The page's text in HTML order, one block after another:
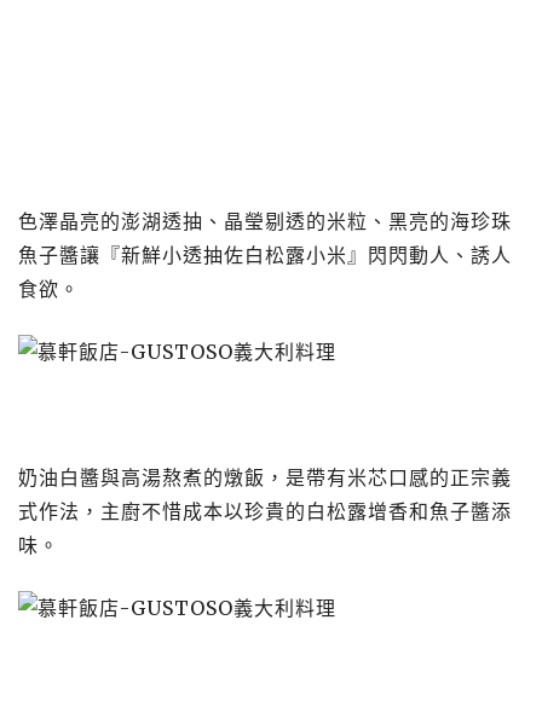
色澤晶亮的澎湖透抽、晶瑩剔透的米粒、黑亮的海珍珠
魚子醬讓『新鮮小透抽佐白松露小米』閃閃動人、誘人
食欲。
奶油白醬與高湯熬煮的燉飯，是帶有米芯口感的正宗義
式作法，主廚不惜成本以珍貴的白松露增香和魚子醬添
味。